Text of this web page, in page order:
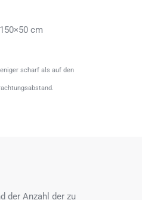
cm
scharf als auf den
der Anzahl der zu